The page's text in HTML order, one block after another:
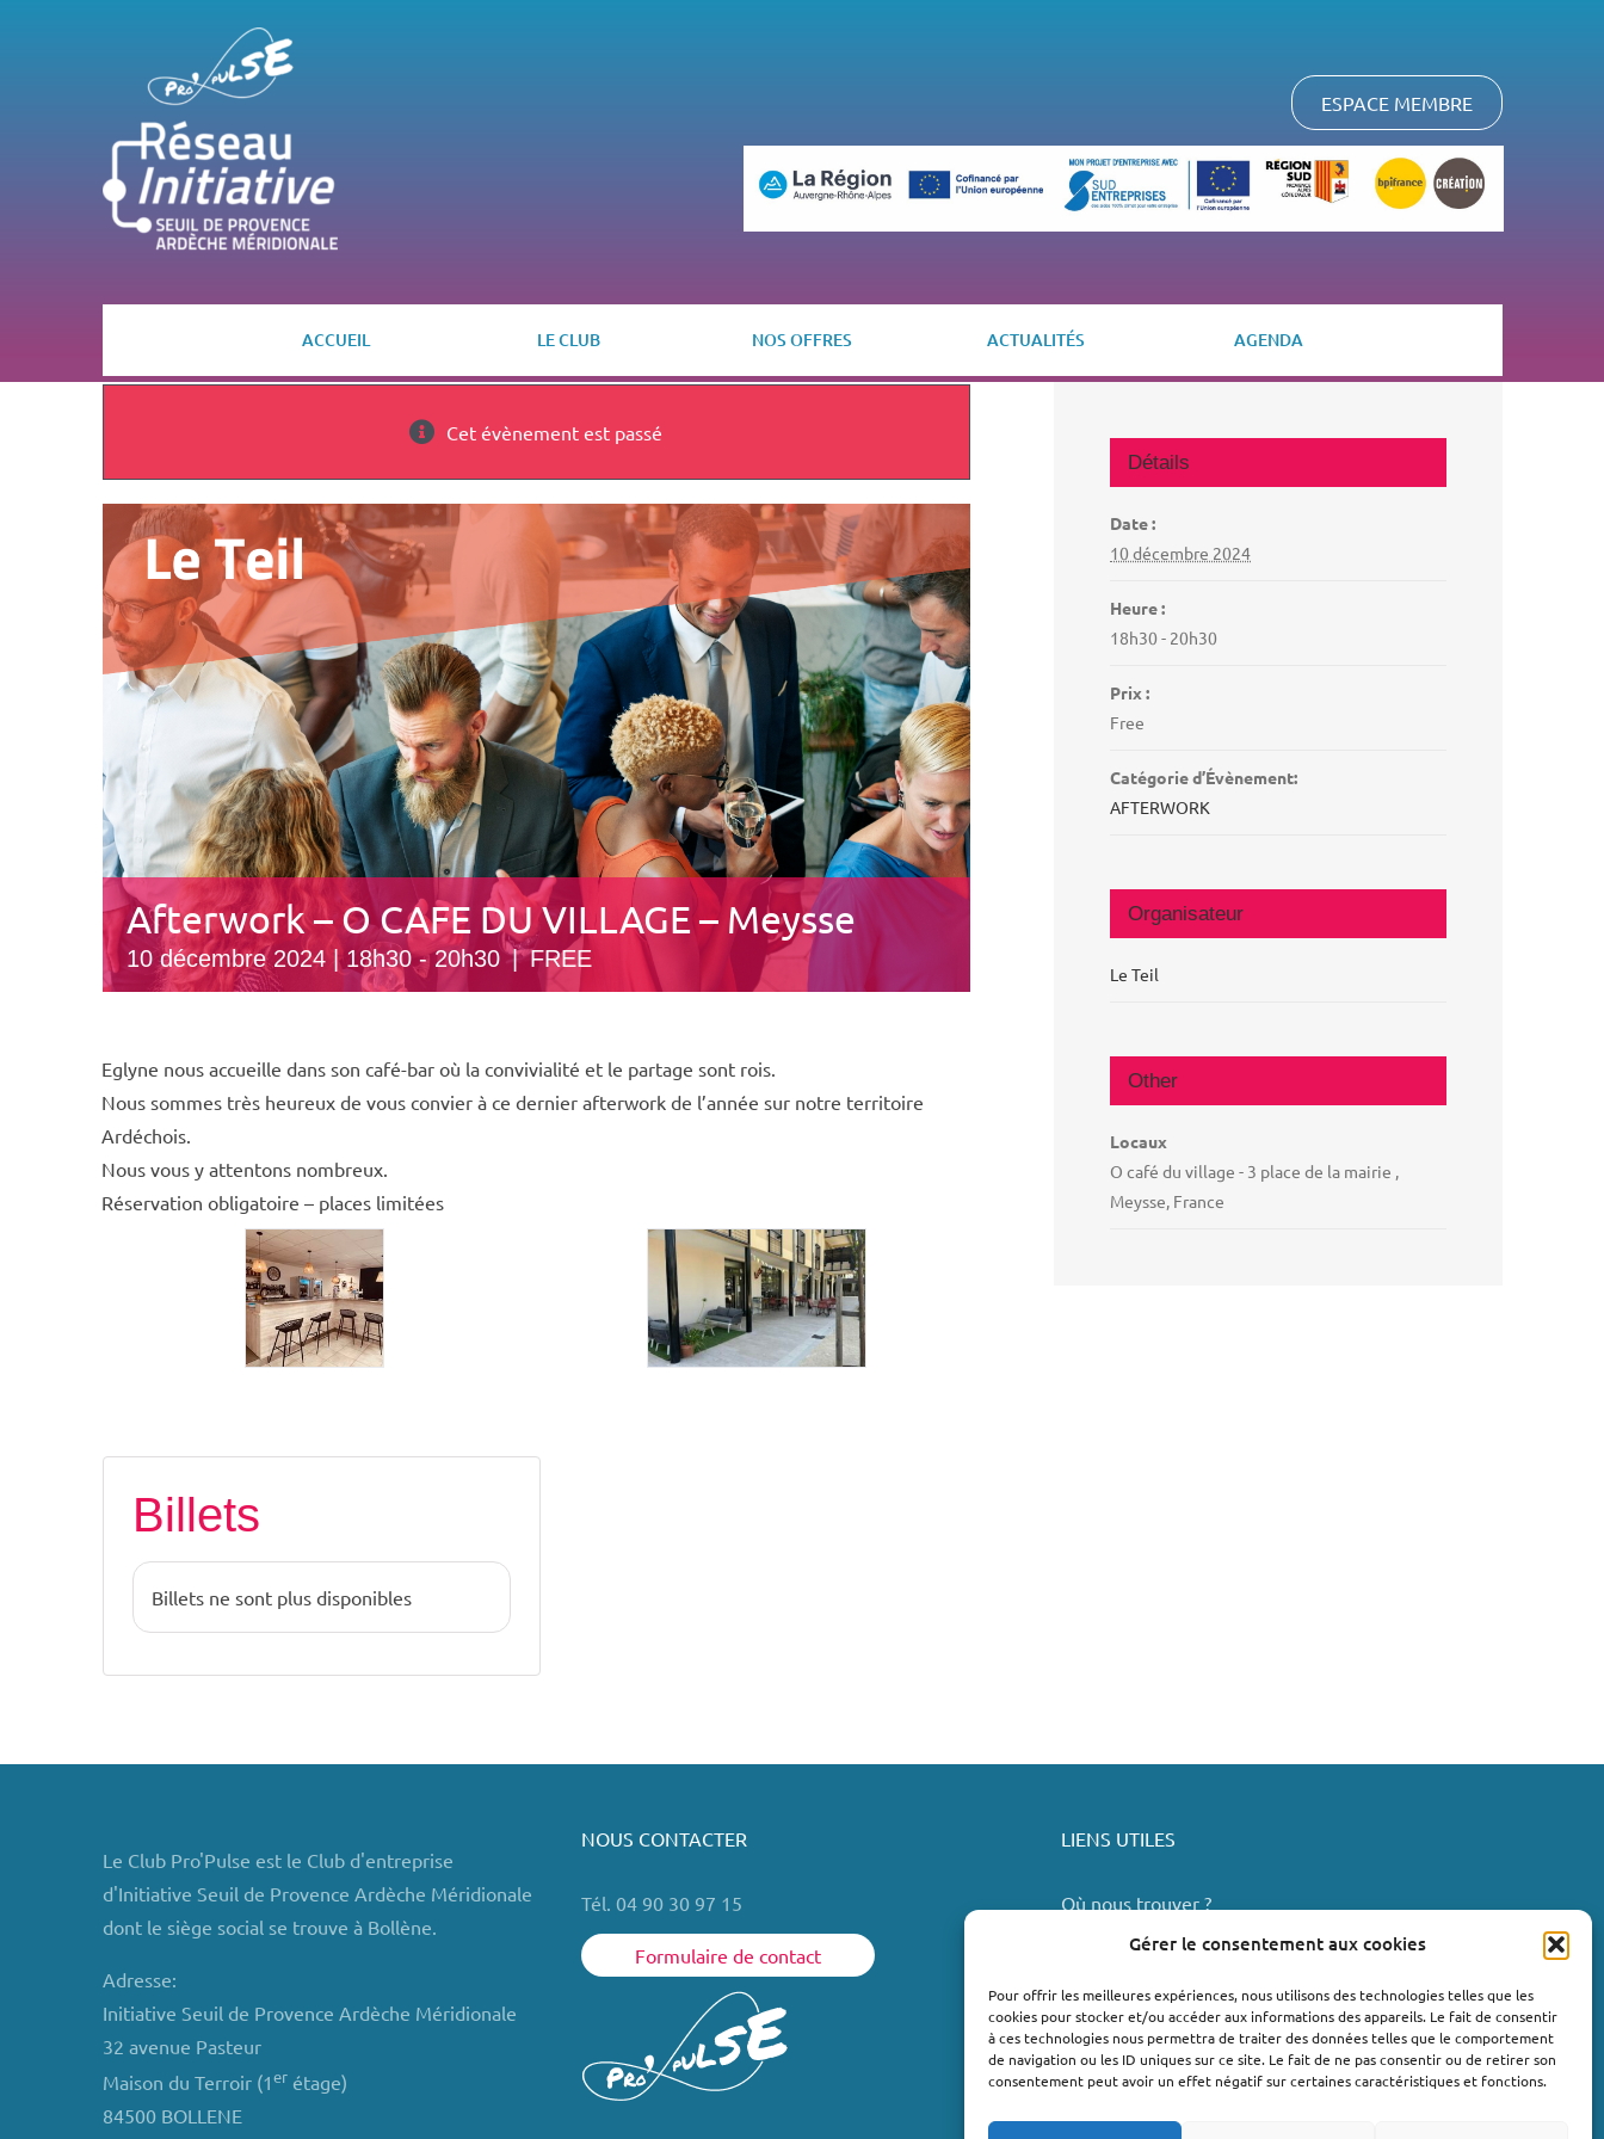
Gérer le consentement aux cookies
Pour offrir les meilleures expériences, nous utilisons des technologies telles que les
cookies pour stocker et/ou accéder aux informations des appareils. Le fait de consentir
à ces technologies nous permettra de traiter des données telles que le comportement
de navigation ou les ID uniques sur ce site. Le fait de ne pas consentir ou de retirer son
consentement peut avoir un effet négatif sur certaines caractéristiques et fonctions.
ESPACE MEMBRE
ACCUEIL LE CLUB NOS OFFRES ACTUALITÉS AGENDA
Cet évènement est passé
Afterwork – O CAFE DU VILLAGE – Meysse
10 décembre 2024 | 18h30-20h30 | FREE
Eglyne nous accueille dans son café-bar où la convivialité et le partage sont rois.
Nous sommes très heureux de vous convier à ce dernier afterwork de l’année sur notre territoire
Ardéchois.
Nous vous y attentons nombreux.
Réservation obligatoire – places limitées
Billets
Billets ne sont plus disponibles
Détails
Date :
10 décembre 2024
Heure :
18h30 - 20h30
Prix :
Free
Catégorie d’Évènement:
AFTERWORK
Organisateur
Le Teil
Other
Locaux
O café du village - 3 place de la mairie ,
Meysse, France
Le Club Pro'Pulse est le Club d'entreprise
d'Initiative Seuil de Provence Ardèche Méridionale
dont le siège social se trouve à Bollène.
Adresse:
Initiative Seuil de Provence Ardèche Méridionale
32 avenue Pasteur
Maison du Terroir (1erétage)
84500 BOLLENE
NOUS CONTACTER
Tél. 04 90 30 97 15
Formulaire de contact
LIENS UTILES
Où nous trouver ?
Valréas
Le Teil
Lachapelle-sous-Aubenas